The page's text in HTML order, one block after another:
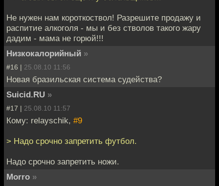
Не нужен нам короткоствол! Разрешите продажу и
распитие алкоголя - мы и без стволов такого жару
дадим - мама не горюй!!!
Низкокалорийный »
#16 | 25.08.10 11:56
Новая бразильская система судейства?
Suicid.RU »
#17 | 25.08.10 11:57
Кому: relayschik, #9
> Надо срочно запретить футбол.
Надо срочно запретить ножи.
Morro »